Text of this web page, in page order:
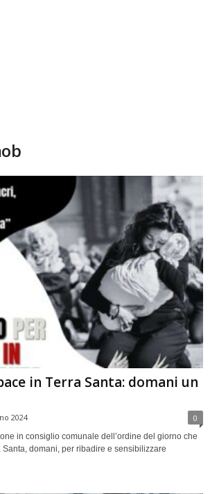
in Terra Santa: domani un
2024 0
in consiglio comunale dell’ordine del giorno che
domani, per ribadire e sensibilizzare